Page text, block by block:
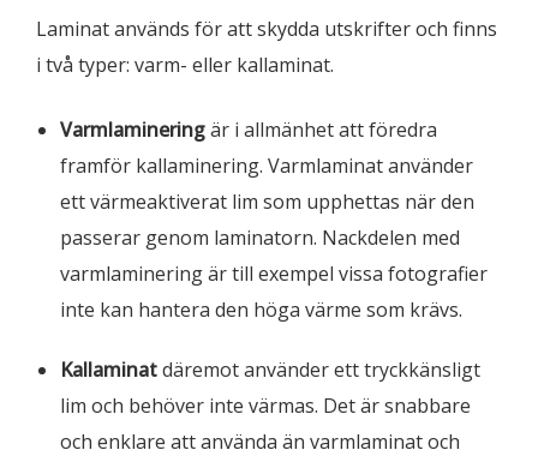
Laminat används för att skydda utskrifter och finns
i två typer: varm- eller kallaminat.
Varmlamineringär i allmänhet att föredra
framför kallaminering. Varmlaminat använder
ett värmeaktiverat lim som upphettas när den
passerar genom laminatorn. Nackdelen med
varmlaminering är till exempel vissa fotografier ​​
inte kan hantera den höga värme som krävs.
Kallaminatdäremot använder ett tryckkänsligt
lim och behöver inte värmas. Det är snabbare
och enklare att använda än varmlaminat och